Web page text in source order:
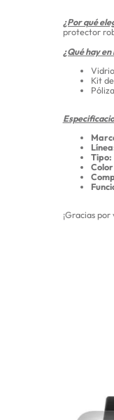
¿Por qué
protector
¿Qué hay en
Kit
Tipo:
¡Gracias